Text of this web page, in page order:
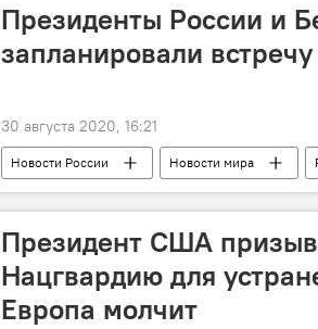
Президенты России и
запланировали
30 августа 2020, 16:21
Новости России Новости мира
Александр Лукашенко
Президент США
Нацгвардию для
Европа молчит